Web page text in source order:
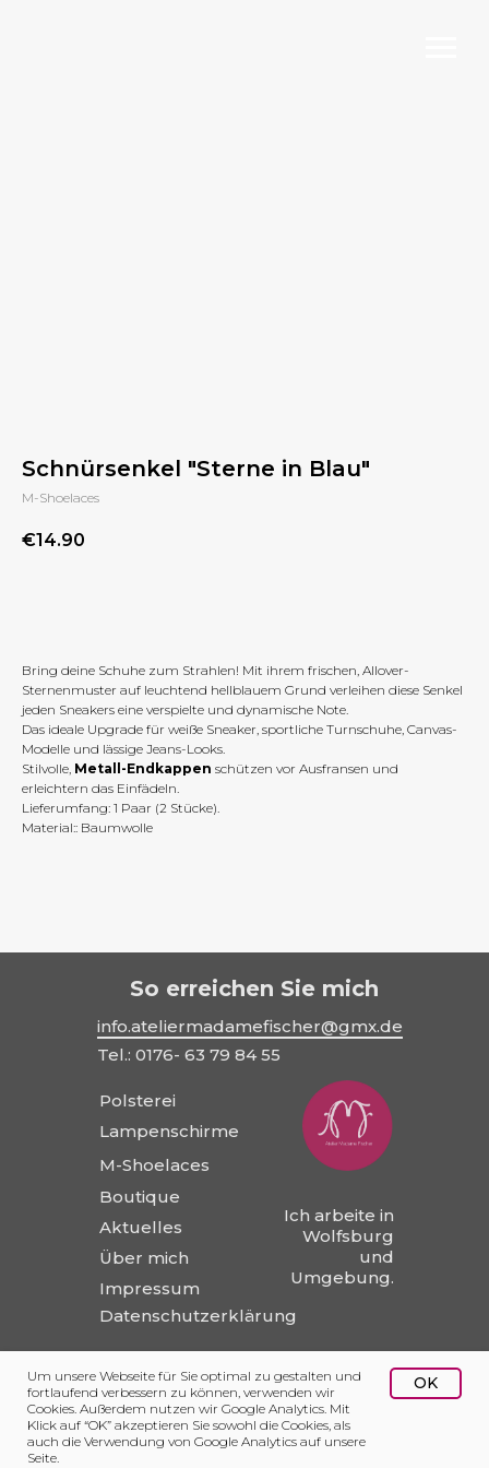
Um unsere Webseite für Sie optimal zu gestalten und
fortlaufend verbessern zu können, verwenden wir
Cookies. Außerdem nutzen wir Google Analytics. Mit
Klick auf “OK” akzeptieren Sie sowohl die Cookies, als
auch die Verwendung von Google Analytics auf unsere
Seite.
OK
Schnürsenkel "Sterne in Blau"
M-Shoelaces
€14.90
Bring deine Schuhe zum Strahlen! Mit ihrem frischen, Allover-
Sternenmuster auf leuchtend hellblauem Grund verleihen diese Senkel
jeden Sneakers eine verspielte und dynamische Note.
Das ideale Upgrade für weiße Sneaker, sportliche Turnschuhe, Canvas-
Modelle und lässige Jeans-Looks.
Stilvolle, Metall-Endkappen schützen vor Ausfransen und
erleichtern das Einfädeln.
Lieferumfang: 1 Paar (2 Stücke).
Material:: Baumwolle
So erreichen Sie mich
Polsterei
info.ateliermadamefischer@gmx.de
Impressum
Boutique
Lampenschirme
Ich arbeite in
Wolfsburg
und
Umgebung.
Datenschutzerklärung
Über mich
Immer auf dem
neuesten
Stand bleiben
Tel.: 0176- 63 79 84 55
Aktuelles
M-Shoelaces